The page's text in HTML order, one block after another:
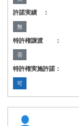
許諾実績 ：
無
特許権譲渡 ：
否
特許権実施許諾：
可